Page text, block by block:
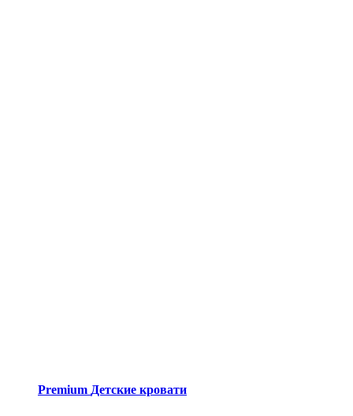
Premium Детские кровати